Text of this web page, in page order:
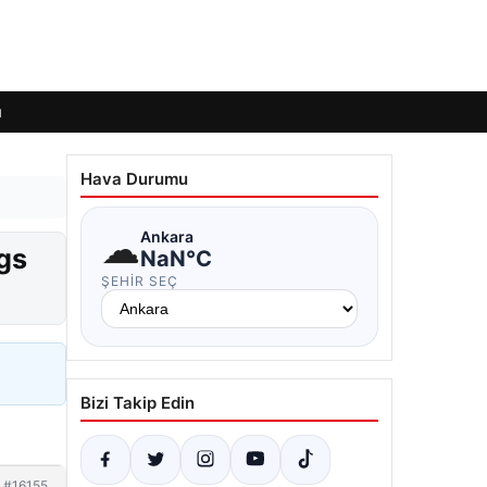
Hava Durumu
☁Ankara
NaN°C
ŞEHIR SEÇ
Bizi Takip Edin